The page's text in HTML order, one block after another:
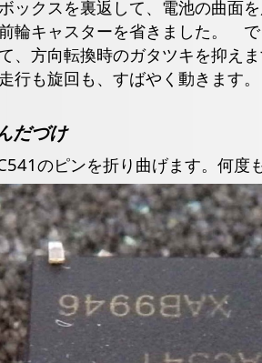
ックスを裏返して、電池の曲面
輪キャスターを省きました。
、方向転換時のガタツキを抑え
行も旋回も、すばやく動きます。
だづけ
のピンを折り曲げます。何度